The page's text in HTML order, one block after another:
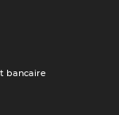
bancaire